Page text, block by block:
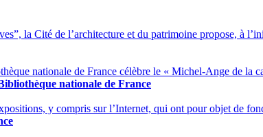
la Cité de l’architecture et du patrimoine propose, à
nationale de France célèbre le « Michel-Ange de la
nationale de France
y compris sur l’Internet, qui ont pour objet de